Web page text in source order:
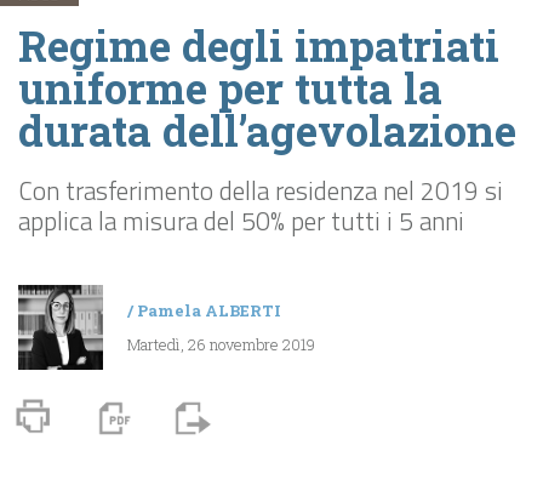
Regime degli impatriati
uniforme per tutta la
durata dell’agevolazione
Con trasferimento della residenza nel 2019 si
applica la misura del 50% per tutti i 5 anni
/Pamela ALBERTI
Martedì, 26 novembre 2019